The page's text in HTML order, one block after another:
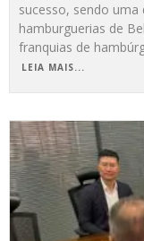
sucesso, sendo
hamburguerias de
franquias de
LEIA MAIS...